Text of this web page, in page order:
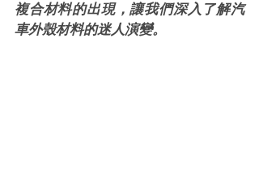
複合材料的出現，讓我們深入了解汽
車外殼材料的迷人演變。